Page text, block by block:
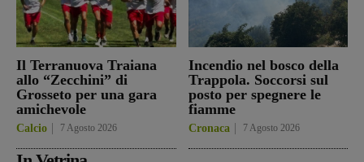
Il Terranuova Traiana
allo “Zecchini” di
Grosseto per una gara
amichevole
Calcio 7 Agosto 2026
Incendio nel bosco della
Trappola. Soccorsi sul
posto per spegnere le
fiamme
Cronaca 7 Agosto 2026